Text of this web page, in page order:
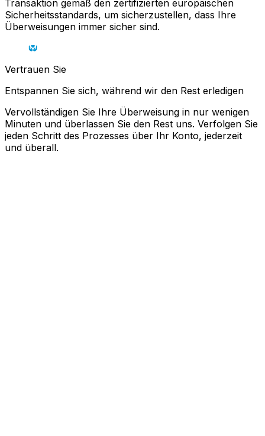
Transaktion gemäß den zertifizierten europäischen
Sicherheitsstandards, um sicherzustellen, dass Ihre
Überweisungen immer sicher sind.
Vertrauen Sie
Entspannen Sie sich, während wir den Rest erledigen
Vervollständigen Sie Ihre Überweisung in nur wenigen
Minuten und überlassen Sie den Rest uns. Verfolgen Sie
jeden Schritt des Prozesses über Ihr Konto, jederzeit
und überall.